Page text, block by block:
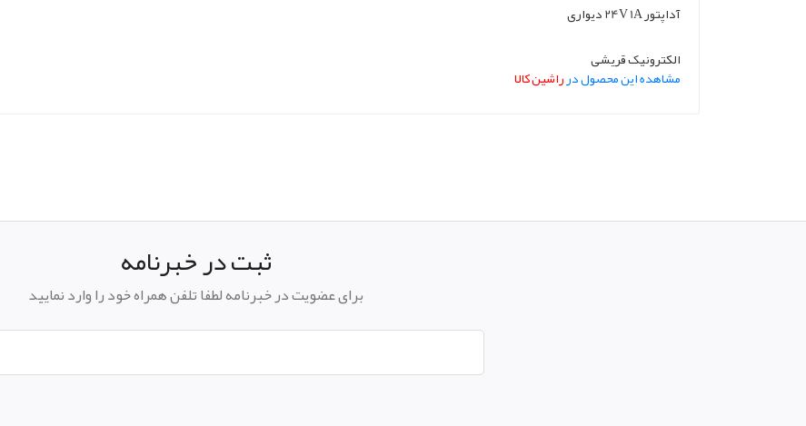
آداپتور 24V 1A دیواری
الکترونیک قریشی
مشاهده این محصول درراشین کالا
ثبت در خبرنامه
برای عضویت در خبرنامه لطفا تلفن همراه خود را وارد نمایید